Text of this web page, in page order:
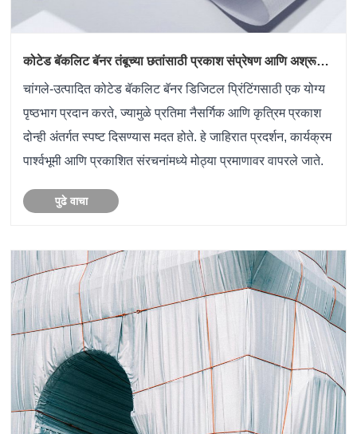
कोटेड बॅकलिट बॅनर तंबूच्या छतांसाठी प्रकाश संप्रेषण आणि अश्रू
चांगले-उत्पादित कोटेड बॅकलिट बॅनर डिजिटल प्रिंटिंगसाठी एक योग्य
पृष्ठभाग प्रदान करते, ज्यामुळे प्रतिमा नैसर्गिक आणि कृत्रिम प्रकाश
दोन्ही अंतर्गत स्पष्ट दिसण्यास मदत होते. हे जाहिरात प्रदर्शन, कार्यक्रम
पार्श्वभूमी आणि प्रकाशित संरचनांमध्ये मोठ्या प्रमाणावर वापरले जाते.
पुढे वाचा